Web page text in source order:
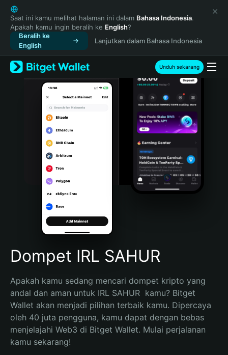
English
日本語
Tiếng Việt
Русский
Español (Latinoamérica)
Türkçe
Italiano
Português (Portugal)
Bahasa Indonesia
Português (Brasil)
Español (Argentina)
Saat ini kamu melihat halaman ini dalam Bahasa Indonesia.
Apakah kamu ingin beralih ke English?
Beralih ke
English
Lanjutkan dalam Bahasa Indonesia
Unduh sekarang
Dompet IRL SAHUR
Apakah kamu sedang mencari dompet kripto yang
andal dan aman untuk IRL SAHUR  kamu? Bitget
Wallet akan menjadi pilihan terbaik kamu. Dipercaya
oleh 40 juta pengguna, kamu dapat dengan bebas
menjelajahi Web3 di Bitget Wallet. Mulai perjalanan
kamu sekarang!